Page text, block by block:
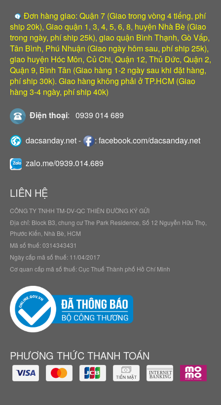
Đơn hàng giao: Quận 7 (Giao trong vòng 4 tiếng, phí
ship 20k), Giao quận 1, 3, 4, 5, 6, 8, huyện Nhà Bè (Giao
trong ngày, phí ship 25k), giao quận Bình Thạnh, Gò Vấp,
Tân Bình, Phú Nhuận (Giao ngày hôm sau, phí ship 25k),
giao huyện Hóc Môn, Củ Chi, Quận 12, Thủ Đức, Quận 2,
Quận 9, Bình Tân (Giao hàng 1-2 ngày sau khi đặt hàng,
phí ship 30k). Giao hàng không phải ở TP.HCM (Giao
hàng 3-4 ngày, phí ship 40k)
Điện thoại: 0939 014 689
dacsanday.net- : facebook.com/dacsanday.net
zalo.me/0939.014.689
LIÊN HỆ
CÔNG TY TNHH TM-DV-QC THIÊN ĐƯỜNG KÝ GỬI
Địa chỉ: Block B3, chung cư The Park Residence, Số 12 Nguyễn Hữu Thọ,
Phước Kiển, Nhà Bè, HCM
Mã số thuế: 0314343431
Ngày cấp mã số thuế: 11/04/2017
Cơ quan cấp mã số thuế: Cục Thuế Thành phố Hồ Chí Minh
PHƯƠNG THỨC THANH TOÁN